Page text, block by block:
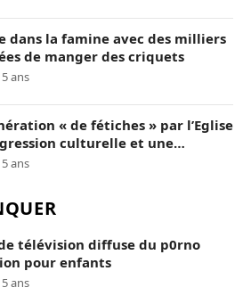
dans la famine avec des milliers
de manger des criquets
ans
« de fétiches » par l’Eglise
culturelle et une
»ans
télévision diffuse du p0rno
pour enfants
ans